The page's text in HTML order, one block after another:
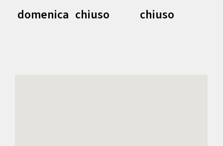
domenica chiuso chiuso